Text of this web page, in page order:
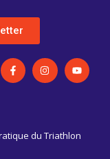
du Triathlon